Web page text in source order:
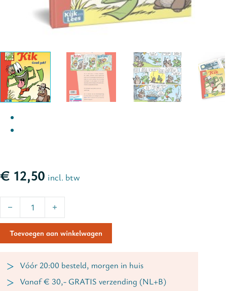
€ 12,50 incl. btw
Kik - Goed gek! | groep 3 - deel 3 aantal
Toevoegen aan winkelwagen
Alternative:
Vóór 20:00 besteld, morgen in huis
Vanaf € 30,- GRATIS verzending (NL+B)